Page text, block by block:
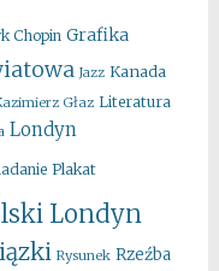
Chopin Grafika
Jazz Kanada
Głaz Literatura
Londyn
Plakat
Londyn
Rysunek Rzeźba